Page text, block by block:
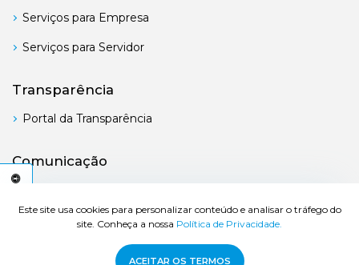
Este site usa cookies para personalizar conteúdo e analisar o tráfego do
site. Conheça a nossa Política de Privacidade.
ACEITAR OS TERMOS
A
Serviços para Empresa
Serviços para Servidor
Transparência
Portal da Transparência
Comunicação
© 2026 Prefeitura de Bertioga - Todos os direitos reservados.